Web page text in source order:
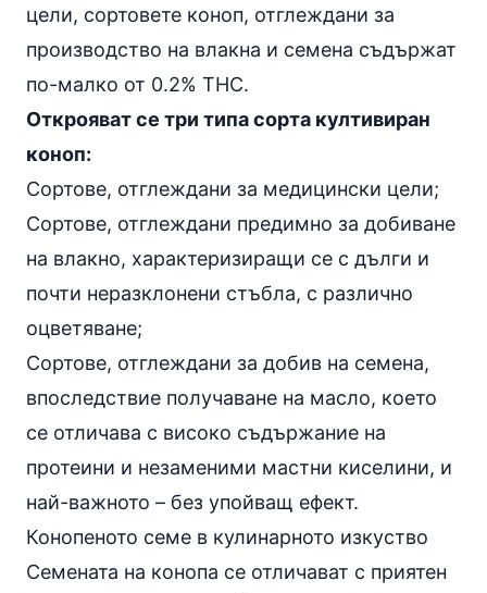
цели, сортовете коноп, отглеждани за
производство на влакна и семена съдържат
по-малко от 0.2% THC.
Открояват се три типа сорта култивиран
коноп:
Сортове, отглеждани за медицински цели;
Сортове, отглеждани предимно за добиване
на влакно, характеризиращи се с дълги и
почти неразклонени стъбла, с различно
оцветяване;
Сортове, отглеждани за добив на семена,
впоследствие получаване на масло, което
се отличава с високо съдържание на
протеини и незаменими мастни киселини, и
най-важното – без упойващ ефект.
Конопеното семе в кулинарното изкуство
Семената на конопа се отличават с приятен